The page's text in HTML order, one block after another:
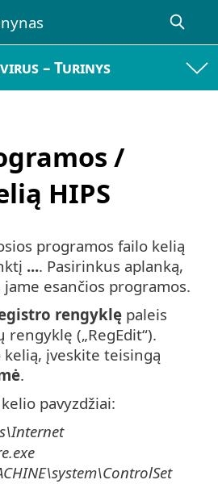
– Turinys
/
HIPS
programos failo kelią
.... Pasirinkus aplanką,
esančios programos.
rengyklę paleis
rengyklę („RegEdit“).
įveskite teisingą
.
pavyzdžiai: